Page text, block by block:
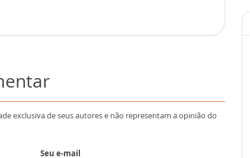
exclusiva de seus autores e não representam a opinião do
Seu e-mail